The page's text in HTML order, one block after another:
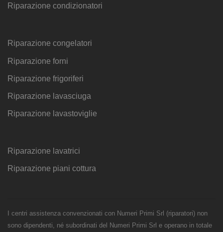
Riparazione condizionatori
Riparazione congelatori
Riparazione forni
Riparazione frigoriferi
Riparazione lavasciuga
Riparazione lavastoviglie
Riparazione lavatrici
Riparazione piani cottura
I centri assistenza convenzionati con Numeri Primi Srl (riparatori) non
sono dipendenti, né subordinati del Numeri Primi Srl e operano in totale